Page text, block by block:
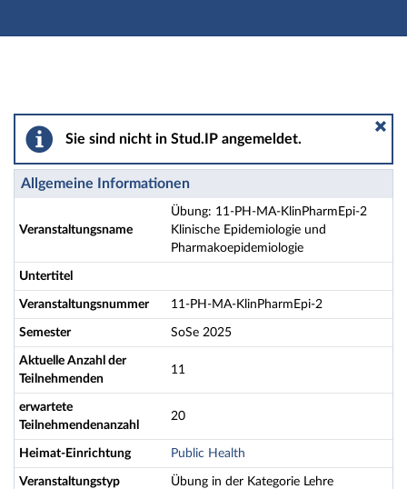
Hauptnavigation
Übung: 11-PH-MA-KlinPharmEpi-2 Klinische
Sie sind nicht in Stud.IP angemeldet.
Allgemeine Informationen
Veranstaltungsname
Übung: 11-PH-MA-KlinPharmEpi-2
Klinische Epidemiologie und
Pharmakoepidemiologie
Untertitel
Veranstaltungsnummer 11-PH-MA-KlinPharmEpi-2
Semester SoSe 2025
Aktuelle Anzahl der
Teilnehmenden
11
erwartete
Teilnehmendenanzahl
20
Heimat-Einrichtung Public Health
Veranstaltungstyp Übung in der Kategorie Lehre